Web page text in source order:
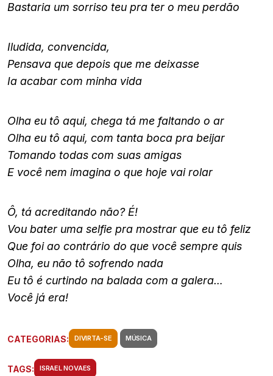
Bastaria um sorriso teu pra ter o meu perdão
Iludida, convencida,
Pensava que depois que me deixasse
Ia acabar com minha vida
Olha eu tô aqui, chega tá me faltando o ar
Olha eu tô aqui, com tanta boca pra beijar
Tomando todas com suas amigas
E você nem imagina o que hoje vai rolar
Ô, tá acreditando não? É!
Vou bater uma selfie pra mostrar que eu tô feliz
Que foi ao contrário do que você sempre quis
Olha, eu não tô sofrendo nada
Eu tô é curtindo na balada com a galera…
Você já era!
CATEGORIAS: DIVIRTA-SE MÚSICA
TAGS: ISRAEL NOVAES